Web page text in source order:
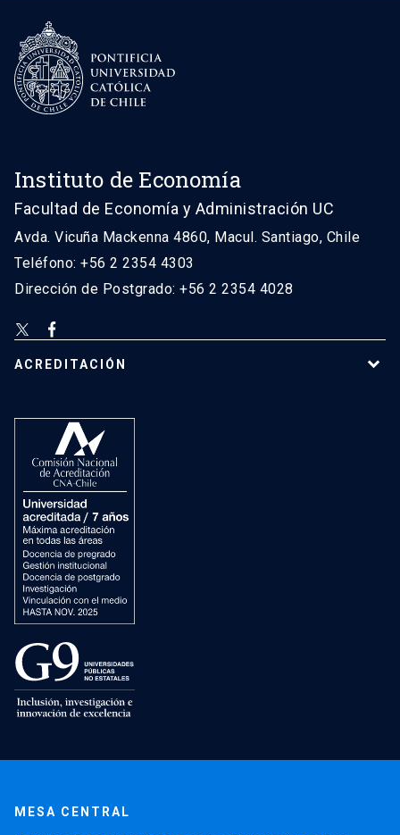
Instituto de Economía
Facultad de Economía y Administración UC
Avda. Vicuña Mackenna 4860, Macul. Santiago, Chile
Teléfono: +56 2 2354 4303
Dirección de Postgrado: +56 2 2354 4028
ACREDITACIÓN
MESA CENTRAL